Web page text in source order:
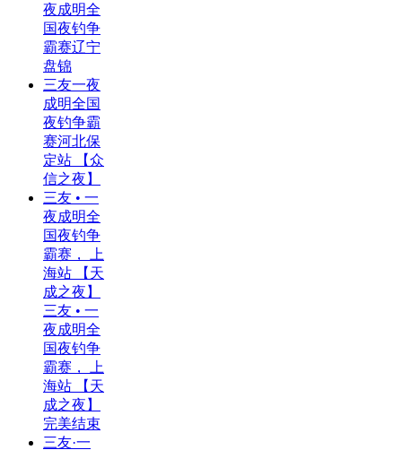
夜成明全
国夜钓争
霸赛辽宁
盘锦
三友一夜
成明全国
夜钓争霸
赛河北保
定站 【众
信之夜】
三友 • 一
夜成明全
国夜钓争
霸赛， 上
海站 【天
成之夜】
三友 • 一
夜成明全
国夜钓争
霸赛， 上
海站 【天
成之夜】
完美结束
三友·一